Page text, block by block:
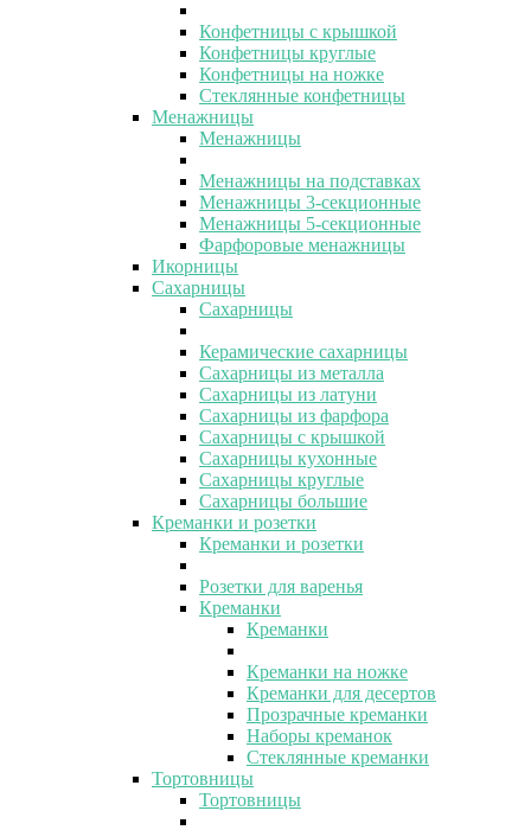
Конфетницы с крышкой
Конфетницы круглые
Конфетницы на ножке
Стеклянные конфетницы
Менажницы
Менажницы
Менажницы на подставках
Менажницы 3-секционные
Менажницы 5-секционные
Фарфоровые менажницы
Икорницы
Сахарницы
Сахарницы
Керамические сахарницы
Сахарницы из металла
Сахарницы из латуни
Сахарницы из фарфора
Сахарницы с крышкой
Сахарницы кухонные
Сахарницы круглые
Сахарницы большие
Креманки и розетки
Креманки и розетки
Розетки для варенья
Креманки
Креманки
Креманки на ножке
Креманки для десертов
Прозрачные креманки
Наборы креманок
Стеклянные креманки
Тортовницы
Тортовницы